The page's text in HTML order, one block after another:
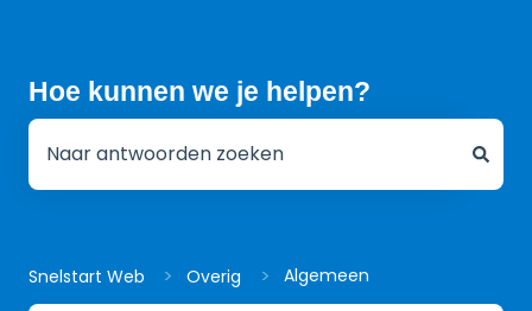
Hoe kunnen we je helpen?
Snelstart Web Overig Algemeen